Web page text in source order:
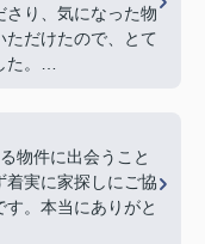
さり、気になった物
ただけたので、とて
。
でこんなに優しく
ほど素敵な方でし
て、人柄の良さが伝
物件に出会うこと
着実に家探しにご協
。本当にありがと